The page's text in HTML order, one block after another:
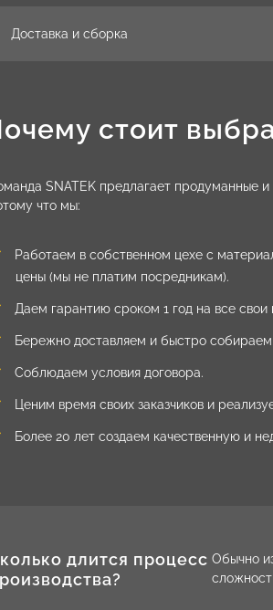
Доставка и сборка
стоит
SNATEK предлагает продуманные
что мы:
Работаем в собственном цехе с
цены (мы не платим посредникам).
Даем гарантию сроком 1 год на все свои
Бережно доставляем и быстро
Соблюдаем условия договора.
Ценим время своих заказчиков и
Более 20 лет создаем качественную и
длится процесс Обычно